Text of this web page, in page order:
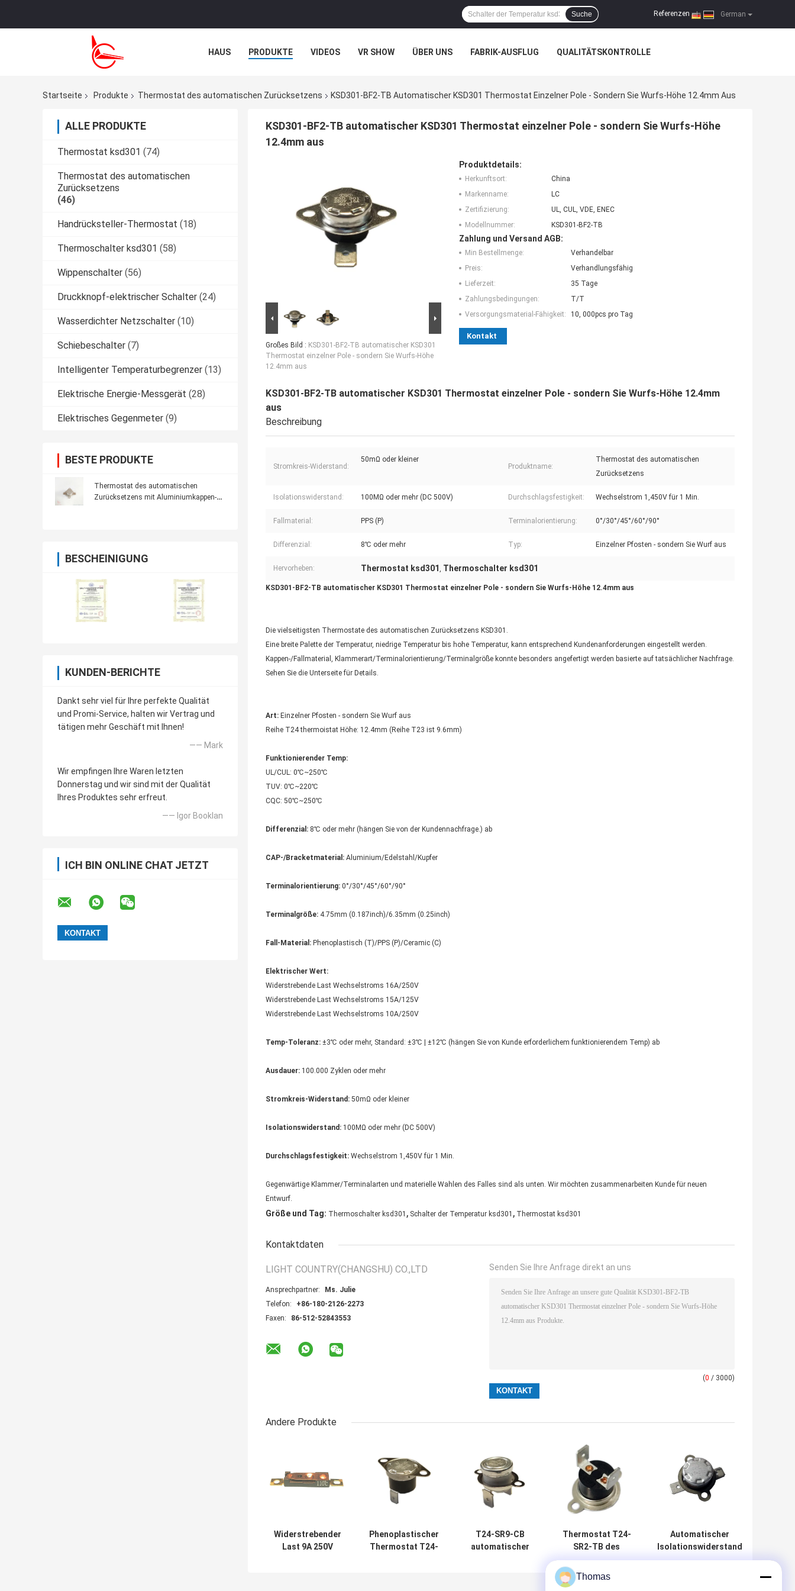
German
Referenzen |
Suche
HAUS PRODUKTE VIDEOS VR SHOW ÜBER UNS FABRIK-AUSFLUG QUALITÄTSKONTROLLE
Startseite
Produkte Thermostat des automatischen Zurücksetzens KSD301-BF2-TB Automatischer KSD301 Thermostat Einzelner Pole - Sondern Sie Wurfs-Höhe 12.4mm Aus
ALLE PRODUKTE
Thermostat ksd301 (74)
Thermostat des automatischen
Zurücksetzens
(46)
Handrücksteller-Thermostat (18)
Thermoschalter ksd301 (58)
Wippenschalter (56)
Druckknopf-elektrischer Schalter (24)
Wasserdichter Netzschalter (10)
Schiebeschalter (7)
Intelligenter Temperaturbegrenzer (13)
Elektrische Energie-Messgerät (28)
Elektrisches Gegenmeter (9)
BESTE PRODUKTE
Thermostat des automatischen
Zurücksetzens mit Aluminiumkappen-
BESCHEINIGUNG
KUNDEN-BERICHTE
Dankt sehr viel für Ihre perfekte Qualität
und Promi-Service, halten wir Vertrag und
tätigen mehr Geschäft mit Ihnen!
—— Mark
Wir empfingen Ihre Waren letzten
Donnerstag und wir sind mit der Qualität
Ihres Produktes sehr erfreut.
—— Igor Booklan
ICH BIN ONLINE CHAT JETZT
KSD301-BF2-TB automatischer KSD301 Thermostat einzelner Pole - sondern Sie Wurfs-Höhe
12.4mm aus
Großes Bild : KSD301-BF2-TB automatischer KSD301
Thermostat einzelner Pole - sondern Sie Wurfs-Höhe
12.4mm aus
Produktdetails:
Herkunftsort:
China
Markenname:
LC
Zertifizierung:
UL, CUL, VDE, ENEC
Modellnummer:
KSD301-BF2-TB
Zahlung und Versand AGB:
Min Bestellmenge:
Verhandelbar
Preis:
Verhandlungsfähig
Lieferzeit:
35 Tage
Zahlungsbedingungen:
T/T
Versorgungsmaterial-Fähigkeit:
10, 000pcs pro Tag
Kontakt
KSD301-BF2-TB automatischer KSD301 Thermostat einzelner Pole - sondern Sie Wurfs-Höhe 12.4mm
aus
Beschreibung
Stromkreis-Widerstand:
50mΩ oder kleiner
Produktname:
Thermostat des automatischen
Zurücksetzens
Isolationswiderstand: 100MΩ oder mehr (DC 500V) Durchschlagsfestigkeit: Wechselstrom 1,450V für 1 Min.
Fallmaterial: PPS (P) Terminalorientierung: 0°/30°/45°/60°/90°
Differenzial: 8℃ oder mehr Typ: Einzelner Pfosten - sondern Sie Wurf aus
Hervorheben: Thermostat ksd301 , Thermoschalter ksd301
KSD301-BF2-TB automatischer KSD301 Thermostat einzelner Pole - sondern Sie Wurfs-Höhe 12.4mm aus
Die vielseitigsten Thermostate des automatischen Zurücksetzens KSD301.
Eine breite Palette der Temperatur, niedrige Temperatur bis hohe Temperatur, kann entsprechend Kundenanforderungen eingestellt werden.
Kappen-/Fallmaterial, Klammerart/Terminalorientierung/Terminalgröße konnte besonders angefertigt werden basierte auf tatsächlicher Nachfrage.
Sehen Sie die Unterseite für Details.
Art: Einzelner Pfosten - sondern Sie Wurf aus
Reihe T24 thermoistat Höhe: 12.4mm (Reihe T23 ist 9.6mm)
Funktionierender Temp:
UL/CUL: 0℃~250℃
TUV: 0℃~220℃
CQC: 50℃~250℃
Differenzial: 8℃ oder mehr (hängen Sie von der Kundennachfrage.) ab
CAP-/Bracketmaterial: Aluminium/Edelstahl/Kupfer
Terminalorientierung: 0°/30°/45°/60°/90°
Terminalgröße: 4.75mm (0.187inch)/6.35mm (0.25inch)
Fall-Material: Phenoplastisch (T)/PPS (P)/Ceramic (C)
Elektrischer Wert:
Widerstrebende Last Wechselstroms 16A/250V
Widerstrebende Last Wechselstroms 15A/125V
Widerstrebende Last Wechselstroms 10A/250V
Temp-Toleranz: ±3℃ oder mehr, Standard: ±3℃ | ±12℃ (hängen Sie von Kunde erforderlichem funktionierendem Temp) ab
Ausdauer: 100.000 Zyklen oder mehr
Stromkreis-Widerstand: 50mΩ oder kleiner
Isolationswiderstand: 100MΩ oder mehr (DC 500V)
Durchschlagsfestigkeit: Wechselstrom 1,450V für 1 Min.
Gegenwärtige Klammer/Terminalarten und materielle Wahlen des Falles sind als unten. Wir möchten zusammenarbeiten Kunde für neuen
Entwurf.
Größe und Tag: Thermoschalter ksd301 , Schalter der Temperatur ksd301 , Thermostat ksd301
Kontaktdaten
LIGHT COUNTRY(CHANGSHU) CO.,LTD
Ansprechpartner:
Ms. Julie
Telefon:
+86-180-2126-2273
Faxen:
86-512-52843553
Senden Sie Ihre Anfrage direkt an uns
(0 / 3000)
Andere Produkte
Widerstrebender
Last 9A 250V
Phenoplastischer
Thermostat T24-
T24-SR9-CB
automatischer
Thermostat T24-
SR2-TB des
automatischen
Zurücksetzens
der Höhen-
Automatischer
Isolationswiderstand
100MΩ oder mehr der
Thomas